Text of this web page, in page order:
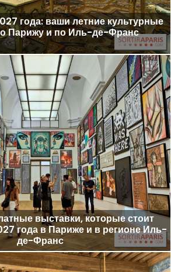
года: ваши летние культурные
Парижу и по Иль-де-Франс
выставки, которые стоит
года в Париже и в регионе Иль-
де-Франс